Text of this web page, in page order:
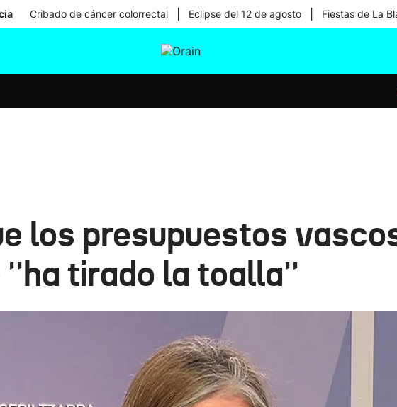
Cribado de cáncer colorrectal Eclipse del 12 de agosto Fiestas de La
los presupuestos
''ha tirado la toalla''